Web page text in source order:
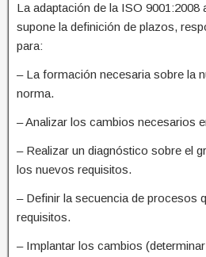
La adaptación de la ISO 9001:2008
supone la definición de plazos,
para:
– La formación necesaria sobre la
norma.
– Analizar los cambios necesarios
– Realizar un diagnóstico sobre el
los nuevos requisitos.
– Definir la secuencia de procesos
requisitos.
– Implantar los cambios